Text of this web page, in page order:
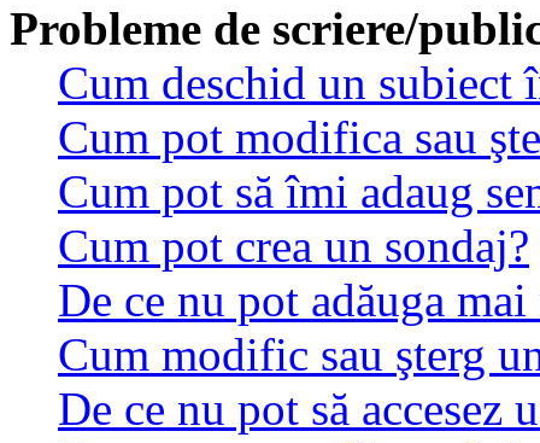
Probleme de scriere/
Cum deschid un subiect
Cum pot modifica sau
Cum pot să îmi adaug
Cum pot crea un sondaj?
De ce nu pot adăuga
Cum modific sau şterg
De ce nu pot să accesez